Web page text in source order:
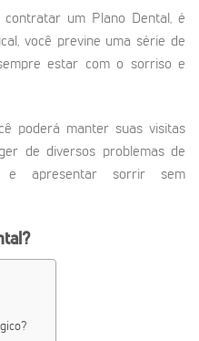
contratar um Plano Dental, é
você previne uma série de
estar com o sorriso e
poderá manter suas visitas
de diversos problemas de
e apresentar sorrir sem